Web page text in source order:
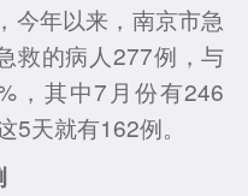
今年以来，南京市急
救的病人277例，与
，其中7月份有246
天就有162例。